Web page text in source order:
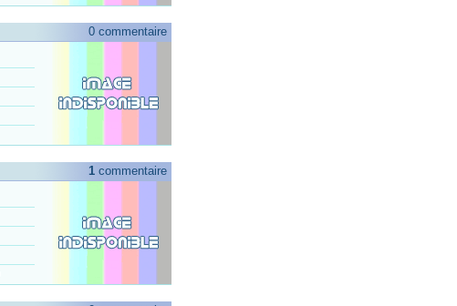
0 commentaire
1 commentaire